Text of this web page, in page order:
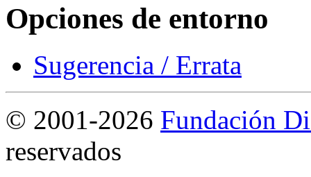
Opciones de entorno
Sugerencia / Errata
© 2001-2026 Fundación
reservados